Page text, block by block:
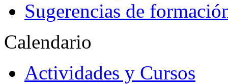
Sugerencias de
Calendario
Actividades y Cursos